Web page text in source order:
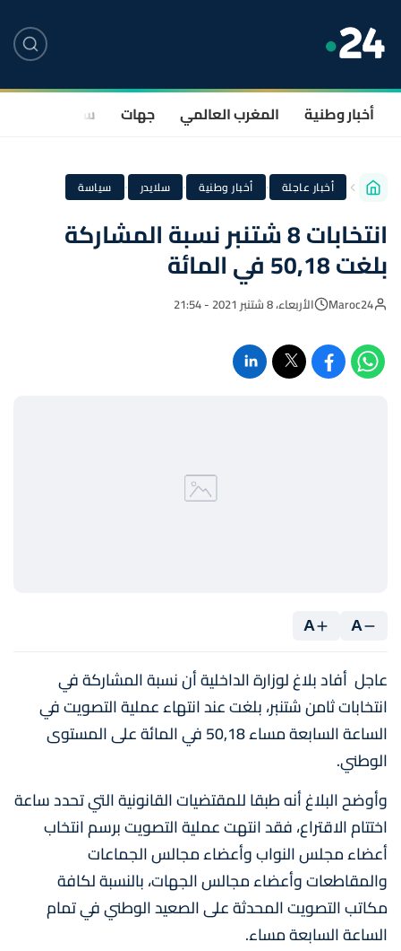
أخبار وطنية المغرب العالمي جهات سياسة
أخبار عاجلة · أخبار وطنية · سلايدر · سياسة
انتخابات 8 شتنبر نسبة المشاركة
بلغت 50,18 في المائة
Maroc24 الأربعاء، 8 شتنبر 2021 - 21:54
A
A
عاجل أفاد بلاغ لوزارة الداخلية أن نسبة المشاركة في
انتخابات ثامن شتنبر، بلغت عند انتهاء عملية التصويت في
الساعة السابعة مساء 50,18 في المائة على المستوى
الوطني.
وأوضح البلاغ أنه طبقا للمقتضيات القانونية التي تحدد ساعة
اختتام الاقتراع، فقد انتهت عملية التصويت برسم انتخاب
أعضاء مجلس النواب وأعضاء مجالس الجماعات
والمقاطعات وأعضاء مجالس الجهات، بالنسبة لكافة
مكاتب التصويت المحدثة على الصعيد الوطني في تمام
الساعة السابعة مساء.